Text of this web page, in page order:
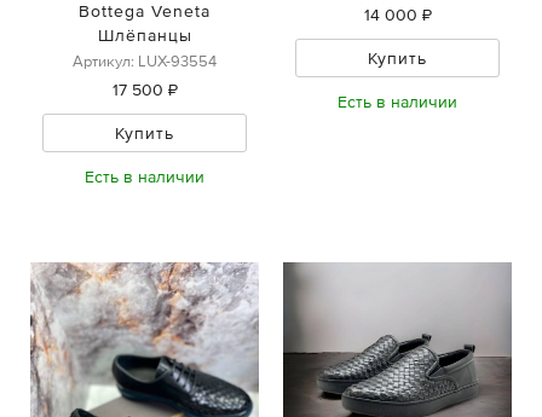
Bottega Veneta
Шлёпанцы
Артикул: LUX-93554
17 500 ₽
Купить
Есть в наличии
14 000 ₽
Купить
Есть в наличии